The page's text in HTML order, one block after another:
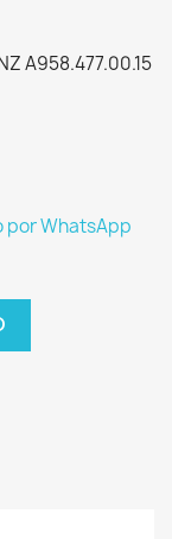
A958.477.00.15
por WhatsApp